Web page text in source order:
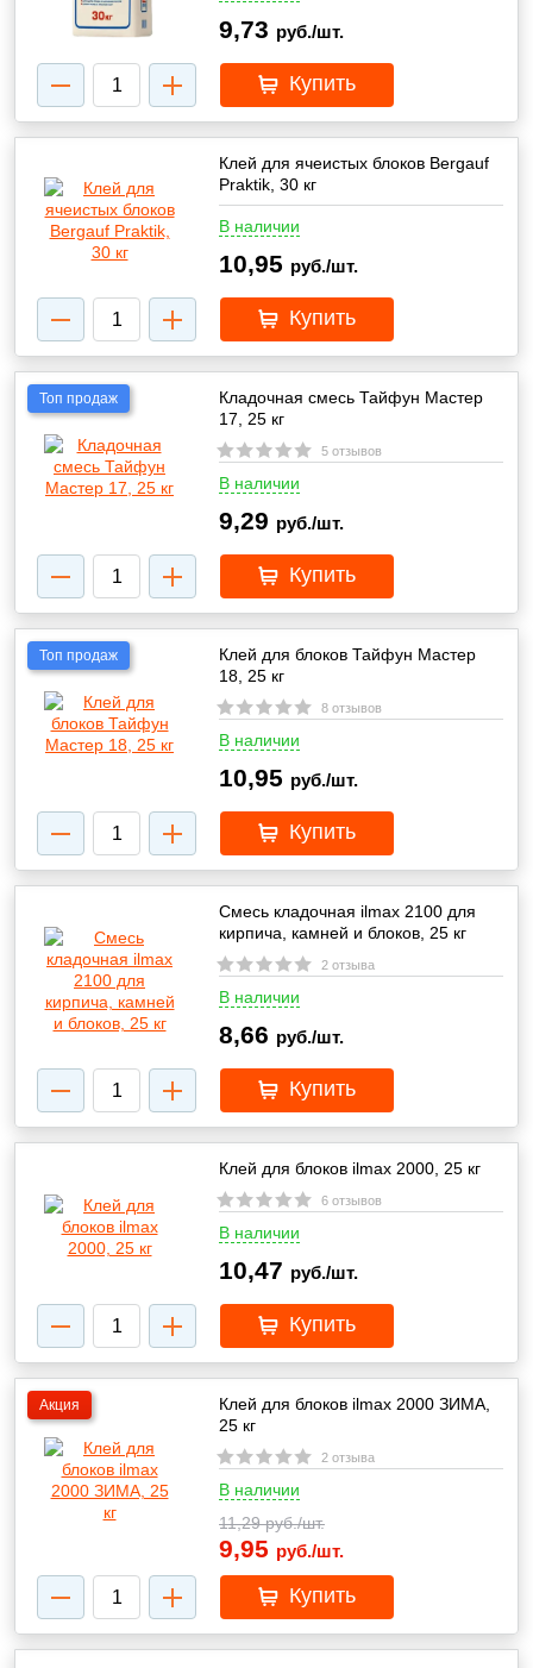
9,73 руб./шт.
Купить
Клей для ячеистых блоков Bergauf
Praktik, 30 кг
В наличии
10,95 руб./шт.
Купить
Топ продаж
Кладочная смесь Тайфун Мастер
17, 25 кг
5 отзывов
В наличии
9,29 руб./шт.
Купить
Топ продаж
Клей для блоков Тайфун Мастер
18, 25 кг
8 отзывов
В наличии
10,95 руб./шт.
Купить
Смесь кладочная ilmax 2100 для
кирпича, камней и блоков, 25 кг
2 отзыва
В наличии
8,66 руб./шт.
Купить
Клей для блоков ilmax 2000, 25 кг
6 отзывов
В наличии
10,47 руб./шт.
Купить
Акция
Клей для блоков ilmax 2000 ЗИМА,
25 кг
2 отзыва
В наличии
11,29руб./шт.
9,95 руб./шт.
Купить